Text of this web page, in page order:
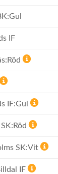
IF
IF:Gul
SK:Röd
SK:Vit
IF